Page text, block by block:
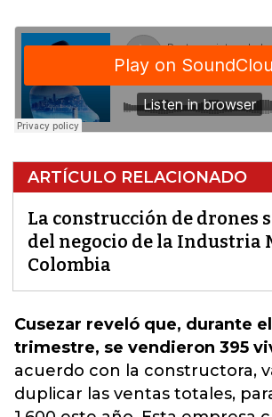
ARTÍCULO RELACIONADO
La construcción de drones
del negocio de la Industria
Colombia
Cusezar reveló que, durante
trimestre, se vendieron 395
acuerdo con la constructora,
duplicar las ventas totales,